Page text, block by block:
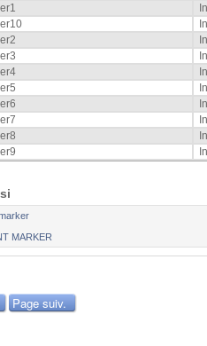
MARKER
Page suiv.